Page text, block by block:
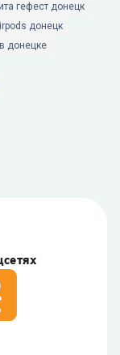
гефест донецк
донецк
донецке